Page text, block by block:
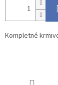
Kompletné